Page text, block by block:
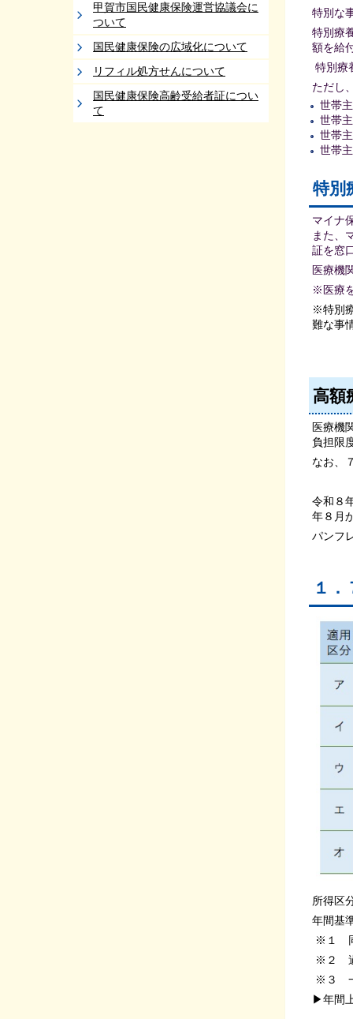
甲賀市国民健康保険運営協議会に
ついて
国民健康保険の広域化について
リフィル処方せんについて
国民健康保険高齢受給者証につい
て
特別な
特別療
額を給
特別療
ただし
世帯
世帯
世帯
世帯
特別
マイナ
また、
証を窓
医療機
※医療
※特別
難な事
高額
医療機
負担限
なお、
令和８
年８月
パンフ
１
所得区
年間基
※１ 同
※２ 過
※３ 一
▶年間